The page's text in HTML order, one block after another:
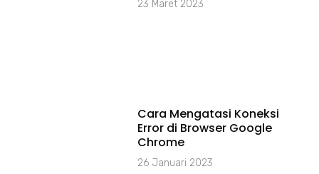
23 Maret 2023
Cara Mengatasi Koneksi
Error di Browser Google
Chrome
26 Januari 2023